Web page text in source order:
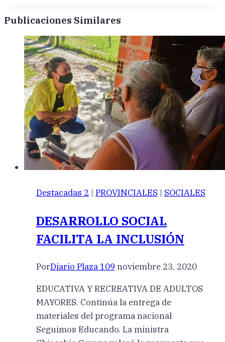
Publicaciones Similares
Destacadas 2 | PROVINCIALES | SOCIALES
DESARROLLO SOCIAL
FACILITA LA INCLUSIÓN
PorDiario Plaza 109 noviembre 23, 2020
EDUCATIVA Y RECREATIVA DE ADULTOS
MAYORES. Continúa la entrega de
materiales del programa nacional
Seguimos Educando. La ministra